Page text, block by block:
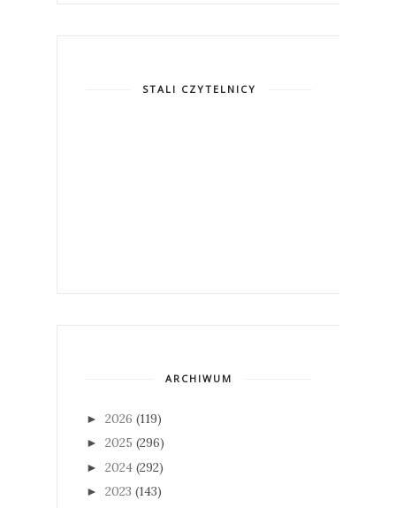
STALI CZYTELNICY
ARCHIWUM
► 2026 (119)
► 2025 (296)
► 2024 (292)
► 2023 (143)